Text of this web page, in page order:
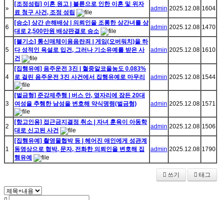
»
[조정성립] 이혼 원고 | 불륜으로 인한 이혼 및 위자
료 청구 사건, 조정 성립
admin 2025.12.08 1604
6
[승소] 상간 손해배상 | 의뢰인을 조롱한 상간녀를 상
대로 2,500만원 배상판결로 승소
admin 2025.12.08 1470
5
[불기소] 통신매체이용음란죄 | 게임(오버워치)을 하
다 성적인 욕설로 입건, 그러나 기소유예를 받은 사
건
admin 2025.12.08 1610
4
[집행유예] 음주운전 3진 | 혈중알코올농도 0.083%
로 걸린 음주운전 3진 사건에서 집행유예로 마무리
admin 2025.12.08 1544
3
[벌금형] 준강제추행 | 버스 안, 옆자리에 잠든 20대
여성을 추행한 남성을 변호해 약식명령(벌금형)
admin 2025.12.08 1571
2
[항고인용] 접근금지결정 취소 | 자녀 훈육이 아동학
대로 신고된 사건
admin 2025.12.08 1506
1
[집행유예] 촬영물협박 등 | 헤어진 애인에게 성관계
동영상으로 협박, 문자, 전화한 의뢰인을 변호해 집
행유예
admin 2025.12.08 1790
쓰기 태그